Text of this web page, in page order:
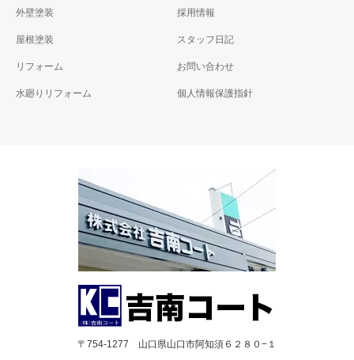
外壁塗装
屋根塗装
リフォーム
水廻りリフォーム
採用情報
スタッフ日記
お問い合わせ
個人情報保護指針
〒754-1277 山口県山口市阿知須６２８０−１